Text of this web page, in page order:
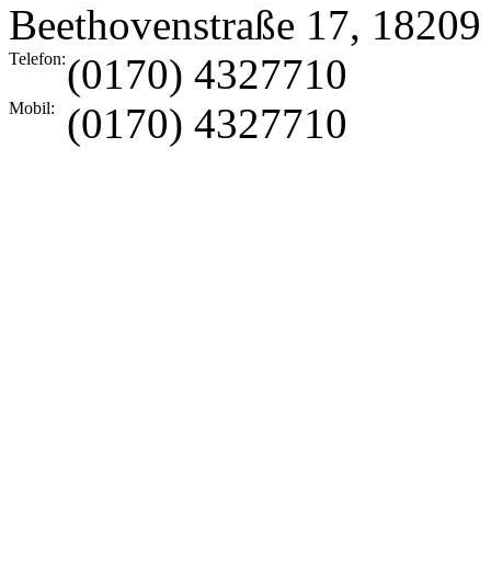
Beethovenstraße 17, 18209
Telefon:(0170) 4327710
Mobil: (0170) 4327710